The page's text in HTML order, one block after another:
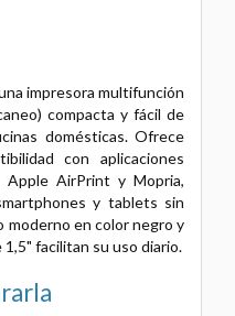
impresora multifunción
compacta y fácil de
domésticas. Ofrece
con aplicaciones
Apple AirPrint y Mopria,
y tablets sin
moderno en color negro y
1,5" facilitan su uso diario.